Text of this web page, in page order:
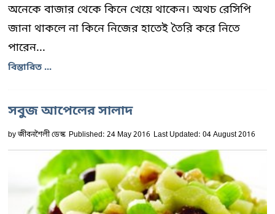
অনেকে বাজার থেকে কিনে খেয়ে থাকেন। অথচ রেসিপি
জানা থাকলে না কিনে নিজের হাতেই তৈরি করে নিতে
পারেন...
বিস্তারিত ...
সবুজ আপেলের সালাদ
byজীবনশৈলী ডেস্ক Published: 24 May 2016 Last Updated: 04 August 2016